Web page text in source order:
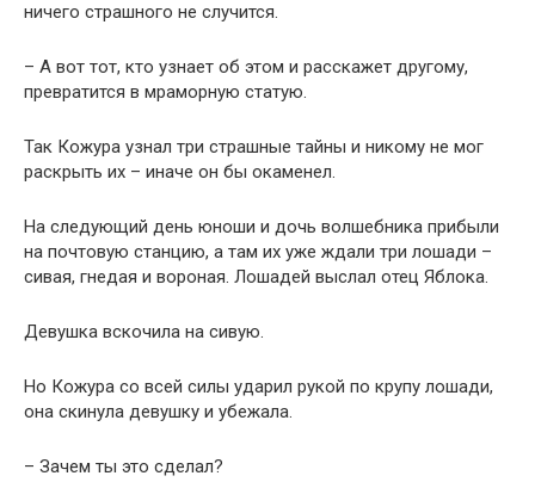
ничего страшного не случится.
– А вот тот, кто узнает об этом и расскажет другому,
превратится в мраморную статую.
Так Кожура узнал три страшные тайны и никому не мог
раскрыть их – иначе он бы окаменел.
На следующий день юноши и дочь волшебника прибыли
на почтовую станцию, а там их уже ждали три лошади –
сивая, гнедая и вороная. Лошадей выслал отец Яблока.
Девушка вскочила на сивую.
Но Кожура со всей силы ударил рукой по крупу лошади,
она скинула девушку и убежала.
– Зачем ты это сделал?